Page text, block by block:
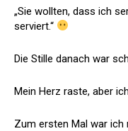
„Sie wollten, dass ich
serviert.“
Die Stille danach war
Mein Herz raste, aber
Zum ersten Mal war ich